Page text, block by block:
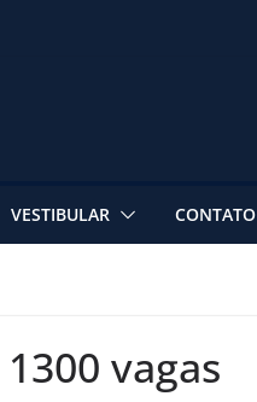
VESTIBULAR CONTATO
vagas